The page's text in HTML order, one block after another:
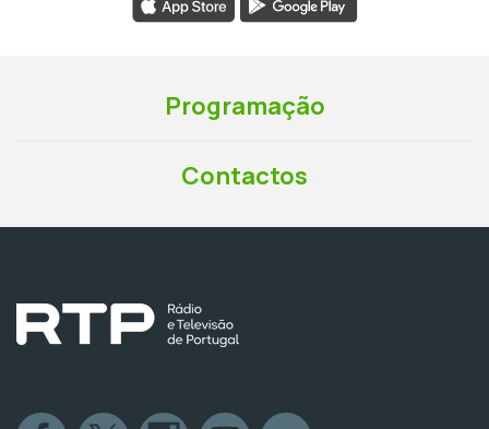
Programação
Contactos